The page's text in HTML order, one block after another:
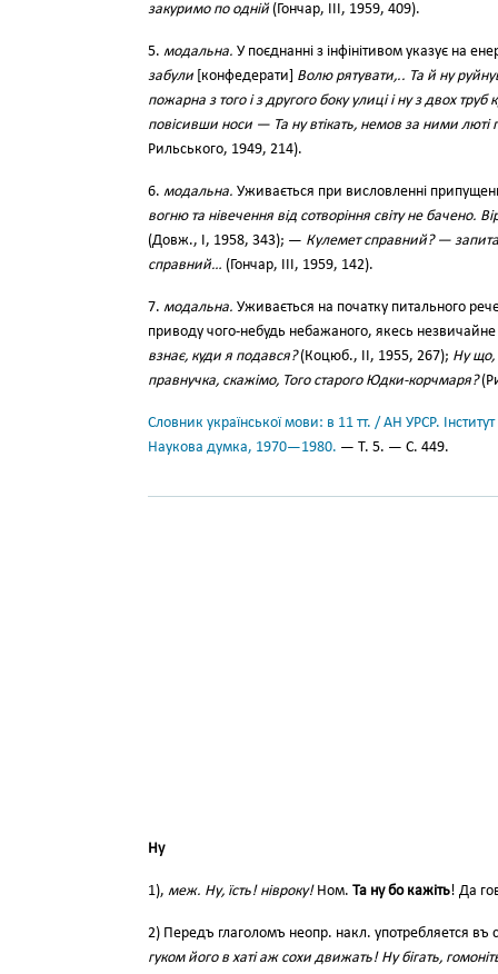
закуримо по одній (Гончар, III, 1959, 409).
5. модальна. У поєднанні з інфінітивом указує на
забули [конфедерати] Волю рятувати,.. Та й ну
пожарна з того і з другого боку улиці і ну з двох
повісивши носи — Та ну втікать, немов за ними люті
Рильського, 1949, 214).
6. модальна. Уживається при висловленні
вогню та нівечення від сотворіння світу не
(Довж., І, 1958, 343); — Кулемет справний? —
справний… (Гончар, III, 1959, 142).
7. модальна. Уживається на початку питального
приводу чого-небудь небажаного, якесь незвичайне
взнає, куди я подався?(Коцюб., II, 1955, 267); Ну що,
правнучка, скажімо, Того старого Юдки-корчмаря?
Словник української мови: в 11 тт. / АН УРСР.
Наукова думка, 1970—1980. — Т. 5. — С. 449.
Ну
1), меж. Ну, їсть! нівроку!Ном. Та ну бо кажіть! Да
2) Передъ глаголомъ неопр. накл. употребляется
гуком його в хаті аж сохи движать! Ну бігать,